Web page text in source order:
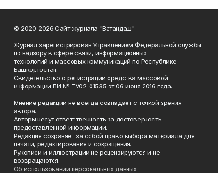
© 2020-2026 Сайт журнала "Ватандаш"
Журнал зарегистрирован Управлением Федеральной службы
по надзору в сфере связи, информационных
технологий и массовых коммуникаций по Республике
Башкортостан.
Свидетельство о регистрации средства массовой
информации ПИ № ТУ02-01535 от 06 июня 2016 года.
Мнение редакции не всегда совпадает с точкой зрения
автора.
Авторы несут ответственность за достоверность
предоставленной информации.
Редакция сохраняет за собой право выбора материала для
печати, редактирования и сокращения.
Рукописи и иллюстрации не рецензируются и не
возвращаются.
Об использовании персональных данных